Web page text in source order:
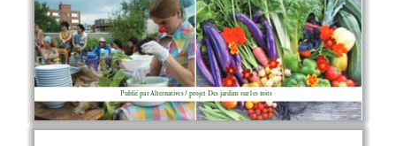
Publié par Alternatives / projet Des jardins sur les toits